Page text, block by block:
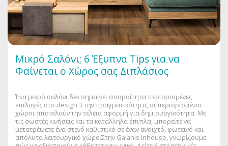
Μικρό Σαλόνι; 6 Έξυπνα Tips για να
Φαίνεται ο Χώρος σας Διπλάσιος
Ένα μικρό σαλόνι δεν σημαίνει απαραίτητα περιορισμένες
επιλογές στο design. Στην πραγματικότητα, οι περιορισμένοι
χώροι αποτελούν την τέλεια αφορμή για δημιουργικότητα. Με
τις σωστές κινήσεις και τα κατάλληλα έπιπλα, μπορείτε να
μετατρέψετε ένα στενό καθιστικό σε έναν ανοιχτό, φωτεινό και
απόλυτα λειτουργικό χώρο.Στην Galanis Inhouse, γνωρίζουμε